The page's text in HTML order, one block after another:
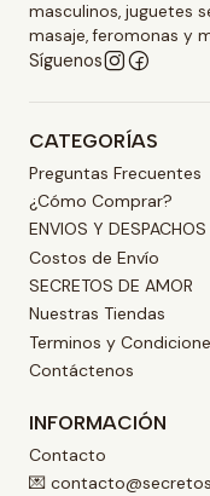
masculinos, juguetes
masaje, feromonas y
Síguenos
CATEGORÍAS
Preguntas Frecuentes
¿Cómo Comprar?
ENVIOS Y DESPACHOS
Costos de Envío
SECRETOS DE AMOR
Nuestras Tiendas
Terminos y
Contáctenos
INFORMACIÓN
Contacto
💌